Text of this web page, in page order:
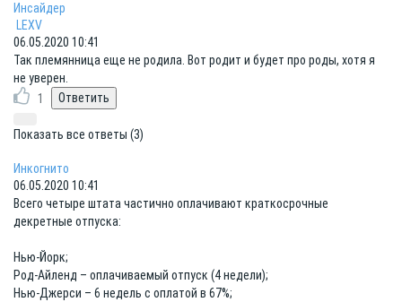
Инсайдер
LEXV
06.05.2020 10:41
Так племянница еще не родила. Вот родит и будет про роды, хотя я
не уверен.
1
Показать все ответы (3)
Инкогнито
06.05.2020 10:41
Всего четыре штата частично оплачивают краткосрочные
декретные отпуска:
Нью-Йорк;
Род-Айленд – оплачиваемый отпуск (4 недели);
Нью-Джерси – 6 недель с оплатой в 67%;